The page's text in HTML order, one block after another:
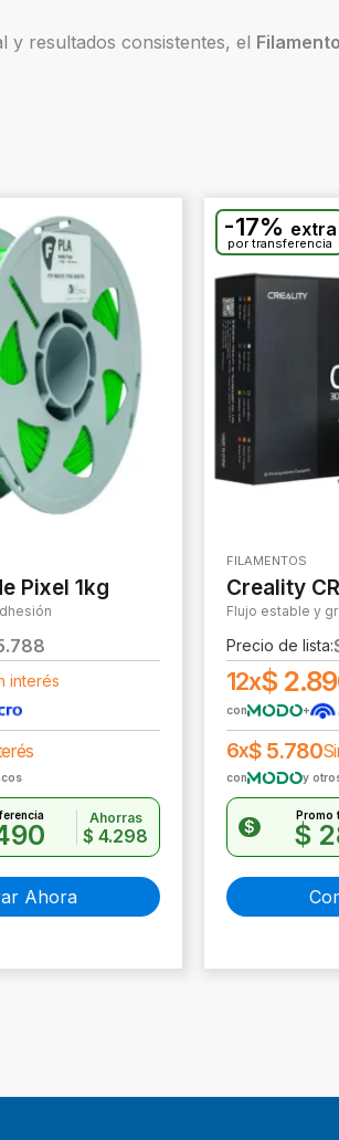
y resultados consistentes, el
Pixel 1kg
interés
Ahorras
$ 4.298
Ahora
-17% extra
por transferencia
FILAMENTOS
Creality
Flujo estable y
Precio de lista:
12x$
con +
6x$ 5.780
con y
$
Promo
$